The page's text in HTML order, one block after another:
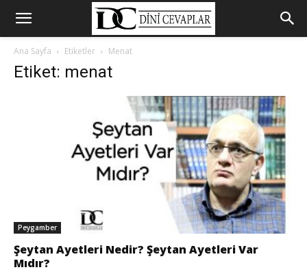
Ana Sayfa Etiketler Menat
Etiket: menat
Peygamber
Şeytan Ayetleri Nedir? Şeytan Ayetleri Var
Mıdır?